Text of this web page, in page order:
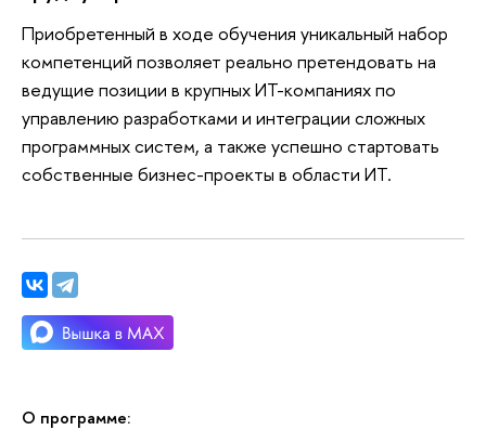
О программе:
Приобретенный в ходе обучения уникальный набор
компетенций позволяет реально претендовать на
ведущие позиции в крупных ИТ-компаниях по
управлению разработками и интеграции сложных
программных систем, а также успешно стартовать
собственные бизнес-проекты в области ИТ.